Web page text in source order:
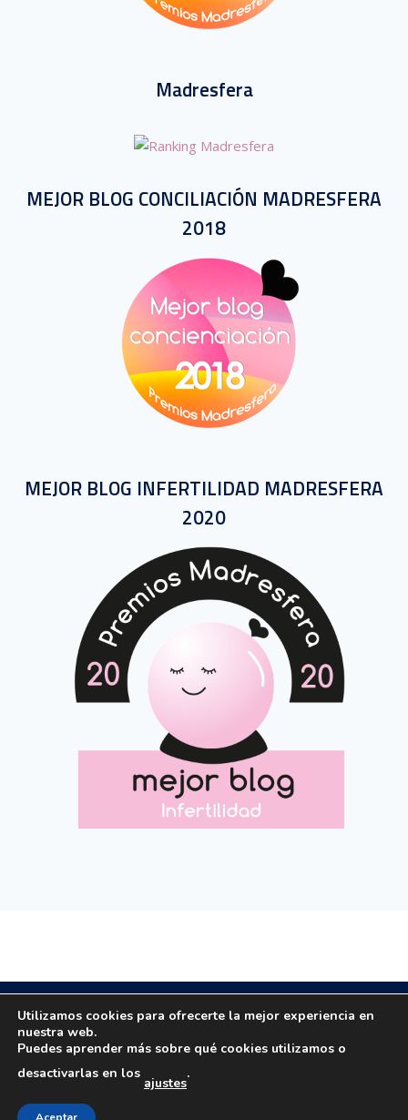
Madresfera
MEJOR BLOG CONCILIACIÓN MADRESFERA
2018
MEJOR BLOG INFERTILIDAD MADRESFERA
2020
Copyright © 2020 All rights reserved.
rosamaestro2003@hotmail.com | Tfno: 649184063
Utilizamos cookies para ofrecerte la mejor experiencia en
nuestra web.
Puedes aprender más sobre qué cookies utilizamos o
desactivarlas en los
ajustes
.